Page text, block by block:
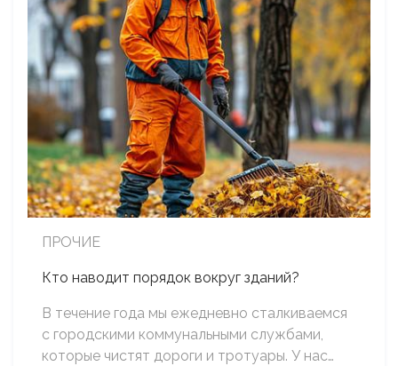
ПРОЧИЕ
Кто наводит порядок вокруг зданий?
В течение года мы ежедневно сталкиваемся
с городскими коммунальными службами,
которые чистят дороги и тротуары. У нас…